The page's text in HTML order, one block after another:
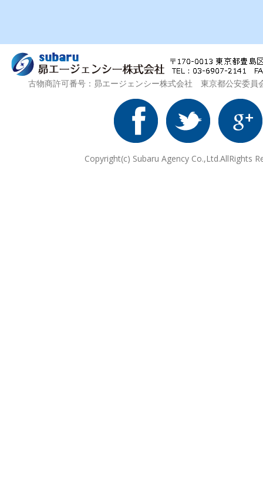
古物商許可番号：昴エージェンシー株式会社 東京都公安委
Copyright(c) Subaru Agency Co.,Ltd.AllRights